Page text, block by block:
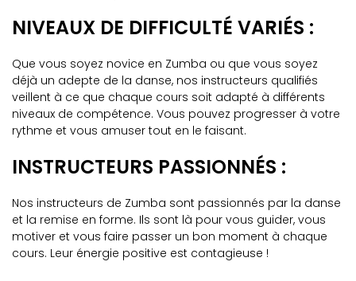
NIVEAUX DE DIFFICULTÉ VARIÉS :
Que vous soyez novice en Zumba ou que vous soyez
déjà un adepte de la danse, nos instructeurs qualifiés
veillent à ce que chaque cours soit adapté à différents
niveaux de compétence. Vous pouvez progresser à votre
rythme et vous amuser tout en le faisant.
INSTRUCTEURS PASSIONNÉS :
Nos instructeurs de Zumba sont passionnés par la danse
et la remise en forme. Ils sont là pour vous guider, vous
motiver et vous faire passer un bon moment à chaque
cours. Leur énergie positive est contagieuse !